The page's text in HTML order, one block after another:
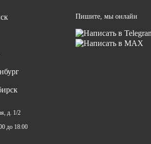
д. 1/2
до 18:00
Пишите, мы онлайн